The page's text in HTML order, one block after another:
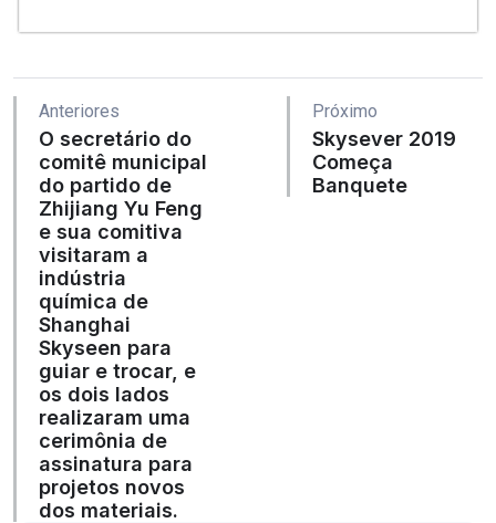
Anteriores
O secretário do
comitê municipal
do partido de
Zhijiang Yu Feng
e sua comitiva
visitaram a
indústria
química de
Shanghai
Skyseen para
guiar e trocar, e
os dois lados
realizaram uma
cerimônia de
assinatura para
projetos novos
dos materiais.
Próximo
Skysever 2019
Começa
Banquete